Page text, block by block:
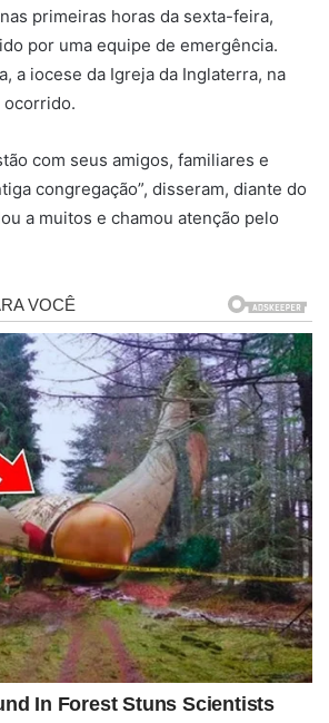
primeiras horas da sexta-feira,
por uma equipe de emergência.
a iocese da Igreja da Inglaterra, na
ocorrido.
com seus amigos, familiares e
congregação”, disseram, diante do
a muitos e chamou atenção pelo